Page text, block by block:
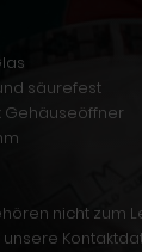
säurefest
Gehäuseöffner
nicht zum